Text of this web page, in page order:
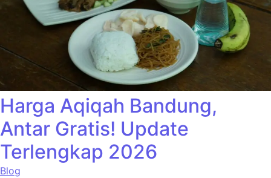
Harga Aqiqah Bandung,
Antar Gratis! Update
Terlengkap 2026
Blog